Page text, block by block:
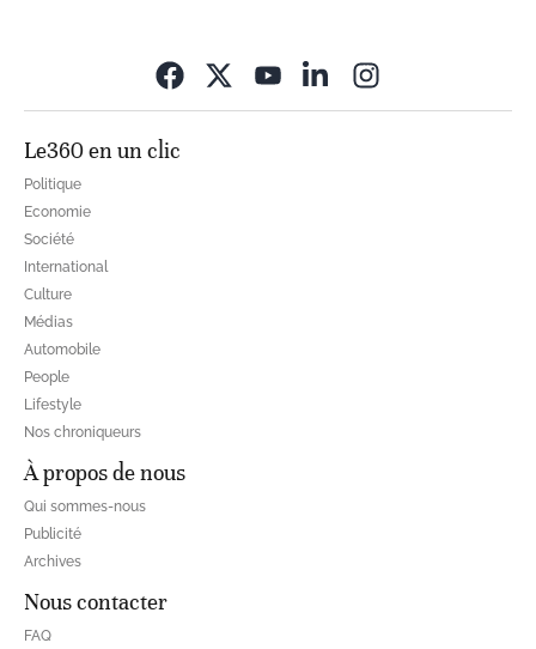
Le360 en un clic
Politique
Economie
Société
International
Culture
Médias
Automobile
People
Lifestyle
Nos chroniqueurs
À propos de nous
Qui sommes-nous
Publicité
Archives
Nous contacter
FAQ